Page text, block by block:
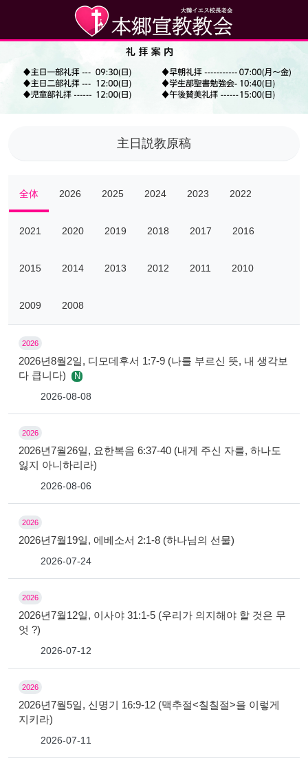
主日説教原稿
全体 2026 2025 2024 2023 2022
2021 2020 2019 2018 2017 2016
2015 2014 2013 2012 2011 2010
2009 2008
2026
2026년8월2일, 디모데후서 1:7-9 (나를 부르신 뜻, 내 생각보
다 큽니다)
N
2026-08-08
2026
2026년7월26일, 요한복음 6:37-40 (내게 주신 자를, 하나도
잃지 아니하리라)
2026-08-06
2026
2026년7월19일, 에베소서 2:1-8 (하나님의 선물)
2026-07-24
2026
2026년7월12일, 이사야 31:1-5 (우리가 의지해야 할 것은 무
엇 ?)
2026-07-12
2026
2026년7월5일, 신명기 16:9-12 (맥추절<칠칠절>을 이렇게
지키라)
2026-07-11